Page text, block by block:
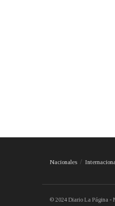
Nacionales
© 2024 Diario La Página -